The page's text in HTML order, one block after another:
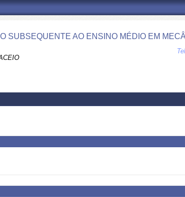
SUBSEQUENTE AO ENSINO MÉDIO EM